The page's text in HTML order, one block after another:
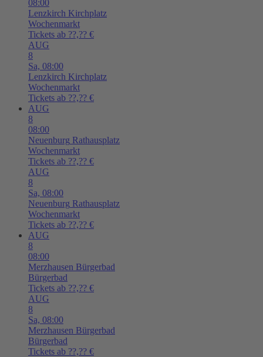
08:00
Lenzkirch Kirchplatz
Wochenmarkt
Tickets ab ??,?? €
AUG
8
Sa, 08:00
Lenzkirch Kirchplatz
Wochenmarkt
Tickets ab ??,?? €
AUG
8
08:00
Neuenburg Rathausplatz
Wochenmarkt
Tickets ab ??,?? €
AUG
8
Sa, 08:00
Neuenburg Rathausplatz
Wochenmarkt
Tickets ab ??,?? €
AUG
8
08:00
Merzhausen Bürgerbad
Bürgerbad
Tickets ab ??,?? €
AUG
8
Sa, 08:00
Merzhausen Bürgerbad
Bürgerbad
Tickets ab ??,?? €